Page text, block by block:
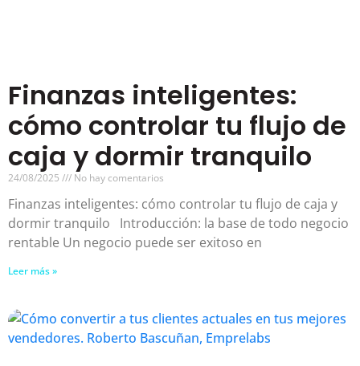
Finanzas inteligentes:
cómo controlar tu flujo de
caja y dormir tranquilo
24/08/2025 No hay comentarios
Finanzas inteligentes: cómo controlar tu flujo de caja y
dormir tranquilo Introducción: la base de todo negocio
rentable Un negocio puede ser exitoso en
Leer más »